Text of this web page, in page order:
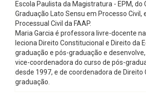
Escola Paulista da Magistratura - EPM, do
Graduação Lato Sensu em Processo Civil,
Processual Civil da FAAP.
Maria Garcia é professora livre-docente na
leciona Direito Constitucional e Direito da
graduação e pós-graduação e
vice-coordenadora do curso de pós-
desde 1997, e de coordenadora de Direito
graduação.